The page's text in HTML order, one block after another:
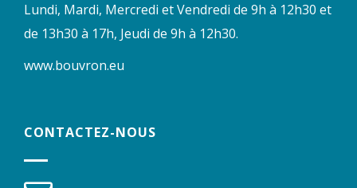
Lundi, Mardi, Mercredi et Vendredi de 9h à 12h30 et
de 13h30 à 17h, Jeudi de 9h à 12h30.
www.bouvron.eu
CONTACTEZ-NOUS